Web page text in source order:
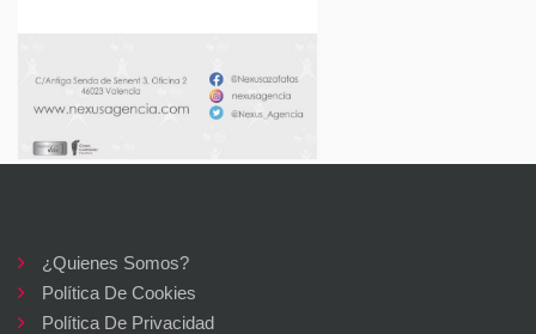
¿Quienes Somos?
Política De Cookies
Política De Privacidad